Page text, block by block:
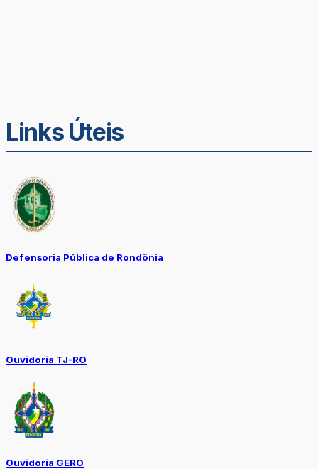
Links Úteis
Defensoria Pública de Rondônia
Ouvidoria TJ-RO
Ouvidoria GERO